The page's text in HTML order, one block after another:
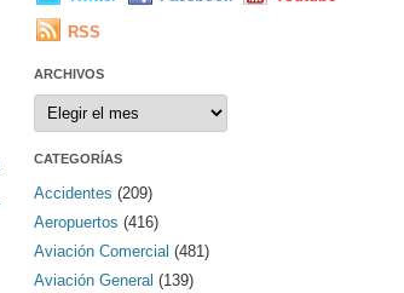
RSS
ARCHIVOS
Archivos
CATEGORÍAS
Accidentes (209)
Aeropuertos (416)
Aviación Comercial (481)
Aviación General (139)